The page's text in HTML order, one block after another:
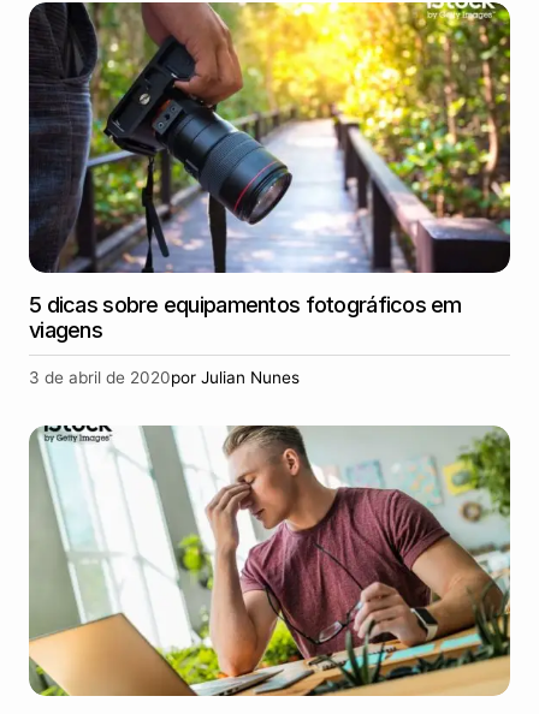
5 dicas sobre equipamentos fotográficos em
viagens
3 de abril de 2020por Julian Nunes